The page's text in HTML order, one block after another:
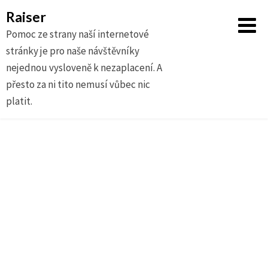
Raiser
Pomoc ze strany naší internetové
stránky je pro naše návštěvníky
nejednou vysloveně k nezaplacení. A
přesto za ni tito nemusí vůbec nic
platit.